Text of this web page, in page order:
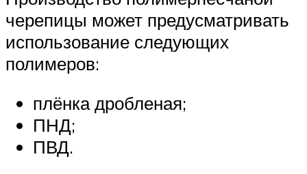
черепицы может предусматривать
использование следующих
полимеров:
плёнка дробленая;
ПНД;
ПВД.